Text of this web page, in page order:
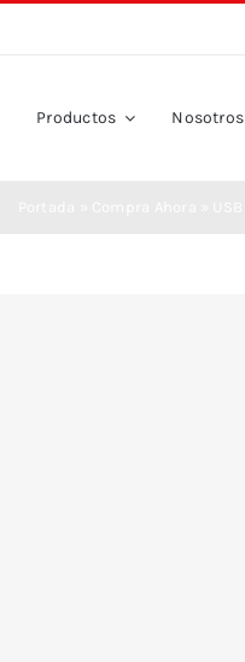
Productos Nosotros